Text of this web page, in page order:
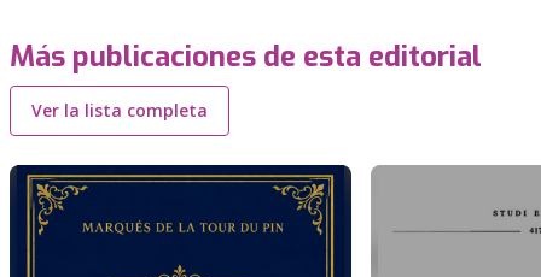
Más publicaciones de esta editorial
Ver la lista completa